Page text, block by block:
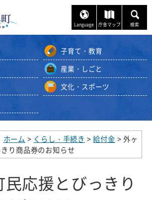
Language 庁舎マップ 検索
子育て・教育
産業・しごと
文化・スポーツ
ホーム > くらし・手続き >給付金 > 外ヶ
り商品券のお知らせ
応援とびっきり